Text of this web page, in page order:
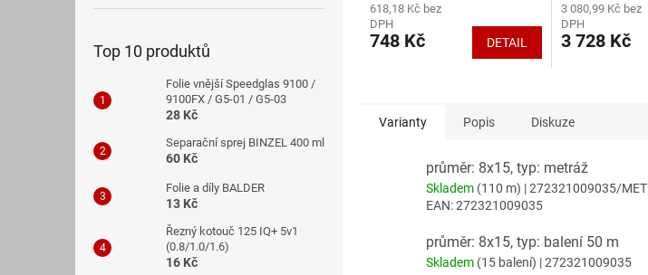
Top 10 produktů
Folie vnější Speedglas 9100 /
9100FX / G5-01 / G5-03
28 Kč
Separační sprej BINZEL 400 ml
60 Kč
Folie a díly BALDER
13 Kč
Řezný kotouč 125 IQ+ 5v1
(0.8/1.0/1.6)
16 Kč
produktu
je
5,0
618,18 Kč bez
DPH
748 Kč DETAIL
produktu
je
4,7
3 080,99 Kč bez
DPH
3 728 Kč
Varianty Popis Diskuze
průměr: 8x15, typ: metráž
Skladem (110 m) | 272321009035/MET
EAN:272321009035
průměr: 8x15, typ: balení 50 m
Skladem (15 balení) | 272321009035